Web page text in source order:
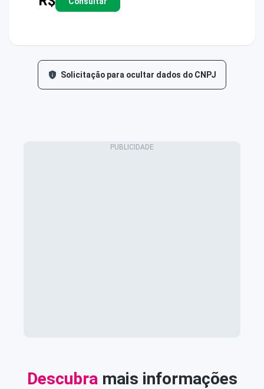
Solicitação para ocultar dados do CNPJ
Descubra mais informações